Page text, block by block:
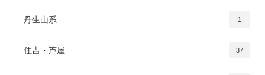
丹生山系 1
住吉・芦屋 37